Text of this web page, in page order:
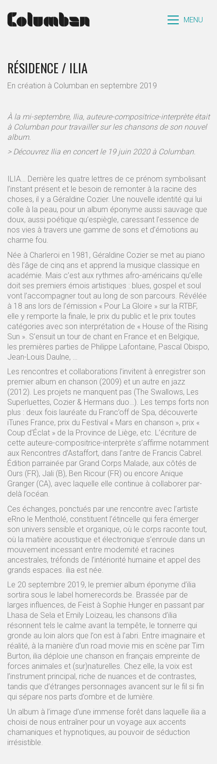
MENU
RÉSIDENCE / ILIA
En création à Columban en septembre 2019
À la mi-septembre, Ilia, auteure-compositrice-interprète était
à Columban pour travailler sur les chansons de son nouvel
album.
> Découvrez Ilia en concert le 19 juin 2020 à Columban.
ILIA… Derrière les quatre lettres de ce prénom symbolisant
l’instant présent et le besoin de remonter à la racine des
choses, il y a Géraldine Cozier. Une nouvelle identité qui lui
colle à la peau, pour un album éponyme aussi sauvage que
doux, aussi poétique qu’espiègle, caressant l’essence de
nos vies à travers une gamme de sons et d’émotions au
charme fou.
Née à Charleroi en 1981, Géraldine Cozier se met au piano
dès l’âge de cinq ans et apprend la musique classique en
académie. Mais c’est aux rythmes afro-américains qu’elle
doit ses premiers émois artistiques : blues, gospel et soul
vont l’accompagner tout au long de son parcours. Révélée
à 18 ans lors de l’émission « Pour La Gloire » sur la RTBF,
elle y remporte la finale, le prix du public et le prix toutes
catégories avec son interprétation de « House of the Rising
Sun ». S’ensuit un tour de chant en France et en Belgique,
les premières parties de Philippe Lafontaine, Pascal Obispo,
Jean-Louis Daulne, …
Les rencontres et collaborations l’invitent à enregistrer son
premier album en chanson (2009) et un autre en jazz
(2012). Les projets ne manquent pas (The Swallows, Les
Superluettes, Cozier & Hermans duo…). Les temps forts non
plus : deux fois lauréate du Franc’off de Spa, découverte
iTunes France, prix du Festival « Mars en chanson », prix «
Coup d’Éclat » de la Province de Liège, etc. L’écriture de
cette auteure-compositrice-interprète s’affirme notamment
aux Rencontres d’Astaffort, dans l’antre de Francis Cabrel.
Édition parrainée par Grand Corps Malade, aux côtés de
Ours (FR), Jali (B), Ben Ricour (FR) ou encore Anique
Granger (CA), avec laquelle elle continue à collaborer par-
delà l’océan.
Ces échanges, ponctués par une rencontre avec l’artiste
eRno le Mentholé, constituent l’étincelle qui fera émerger
son univers sensible et organique, où le corps raconte tout,
où la matière acoustique et électronique s’enroule dans un
mouvement incessant entre modernité et racines
ancestrales, tréfonds de l’intériorité humaine et appel des
grands espaces. ilia est née.
Le 20 septembre 2019, le premier album éponyme d’ilia
sortira sous le label homerecords.be. Brassée par de
larges influences, de Feist à Sophie Hunger en passant par
Lhasa de Sela et Emily Loizeau, les chansons d’ilia
résonnent tels le calme avant la tempête, le tonnerre qui
gronde au loin alors que l’on est à l’abri. Entre imaginaire et
réalité, à la manière d’un road movie mis en scène par Tim
Burton, ilia déploie une chanson en français empreinte de
forces animales et (sur)naturelles. Chez elle, la voix est
l’instrument principal, riche de nuances et de contrastes,
tandis que d’étranges personnages avancent sur le fil si fin
qui sépare nos parts d’ombre et de lumière.
Un album à l’image d’une immense forêt dans laquelle ilia a
choisi de nous entraîner pour un voyage aux accents
chamaniques et hypnotiques, au pouvoir de séduction
irrésistible.